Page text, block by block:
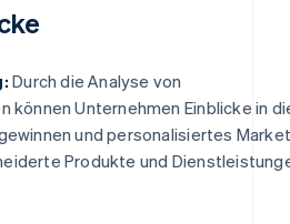
Durch die Analyse von
können Unternehmen Einblicke in
und personalisiertes
Produkte und